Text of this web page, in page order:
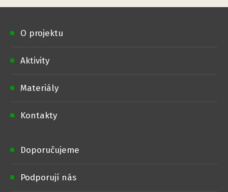
O projektu
Aktivity
Materiály
Kontakty
Doporučujeme
Podporují nás